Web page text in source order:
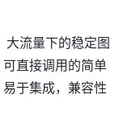
大流量下的稳定图
直接调用的简单
于集成，兼容性